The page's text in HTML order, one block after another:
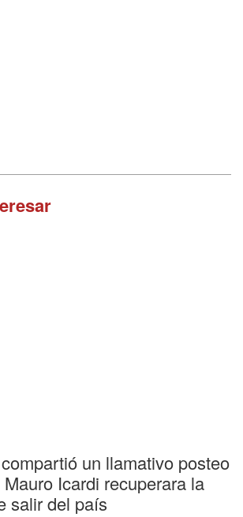
un llamativo posteo
Icardi recuperara la
salir del país